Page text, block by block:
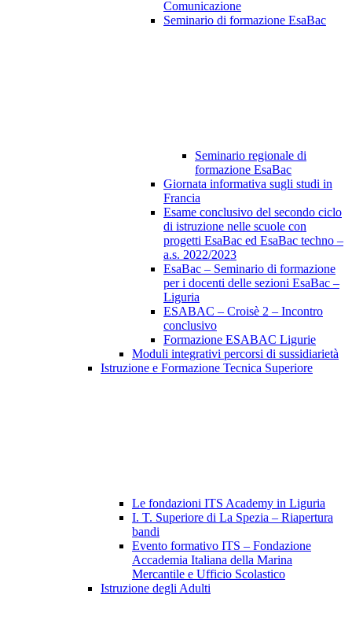
Comunicazione
Seminario di formazione EsaBac
Seminario regionale di
formazione EsaBac
Giornata informativa sugli studi in
Francia
Esame conclusivo del secondo ciclo
di istruzione nelle scuole con
progetti EsaBac ed EsaBac techno –
a.s. 2022/2023
EsaBac – Seminario di formazione
per i docenti delle sezioni EsaBac –
Liguria
ESABAC – Croisè 2 – Incontro
conclusivo
Formazione ESABAC Ligurie
Moduli integrativi percorsi di sussidiarietà
Istruzione e Formazione Tecnica Superiore
Le fondazioni ITS Academy in Liguria
I. T. Superiore di La Spezia – Riapertura
bandi
Evento formativo ITS – Fondazione
Accademia Italiana della Marina
Mercantile e Ufficio Scolastico
Istruzione degli Adulti